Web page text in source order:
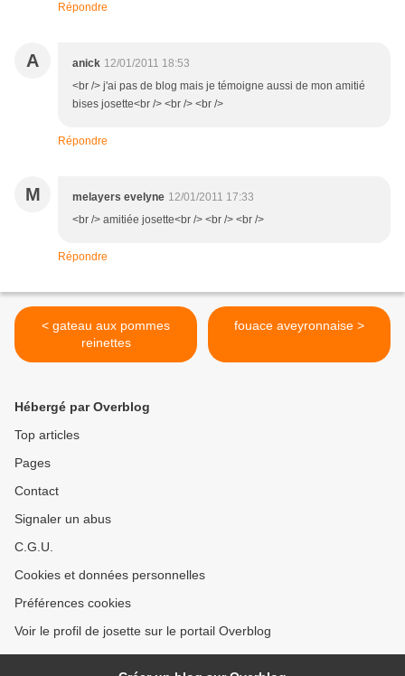
Répondre
A anick 12/01/2011 18:53
<br /> j'ai pas de blog mais je témoigne aussi de mon amitié
bises josette<br /> <br /> <br />
Répondre
M melayers evelyne 12/01/2011 17:33
<br /> amitiée josette<br /> <br /> <br />
Répondre
< gateau aux pommes
reinettes
fouace aveyronnaise >
Hébergé par Overblog
Top articles
Pages
Contact
Signaler un abus
C.G.U.
Cookies et données personnelles
Préférences cookies
Voir le profil de josette sur le portail Overblog